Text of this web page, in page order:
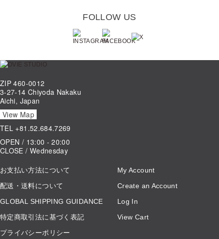
FOLLOW US
ZIP 460-0012
3-27-14 Chiyoda Nakaku
Aichi, Japan
View Map
TEL +81.52.684.7269
OPEN / 13:00 - 20:00
CLOSE / Wednesday
お支払い方法について
配送・送料について
GLOBAL SHIPPING GUIDANCE
特定商取引法に基づく表記
プライバシーポリシー
My Account
Create an Account
Log In
View Cart